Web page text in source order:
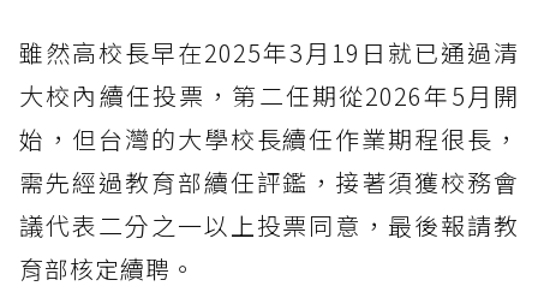
雖然高校長早在2025年3月19日就已通過清
大校內續任投票，第二任期從2026年5月開
始，但台灣的大學校長續任作業期程很長，
需先經過教育部續任評鑑，接著須獲校務會
議代表二分之一以上投票同意，最後報請教
育部核定續聘。